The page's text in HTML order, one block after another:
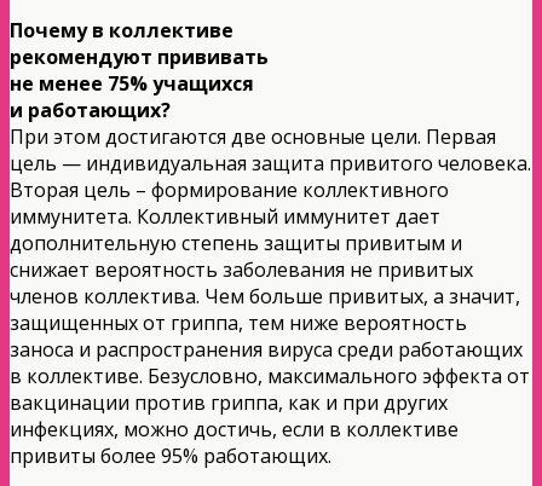
Почему в коллективе
рекомендуют прививать
не менее 75% учащихся
и работающих?
При этом достигаются две основные цели. Первая
цель — индивидуальная защита привитого человека.
Вторая цель – формирование коллективного
иммунитета. Коллективный иммунитет дает
дополнительную степень защиты привитым и
снижает вероятность заболевания не привитых
членов коллектива. Чем больше привитых, а значит,
защищенных от гриппа, тем ниже вероятность
заноса и распространения вируса среди работающих
в коллективе. Безусловно, максимального эффекта от
вакцинации против гриппа, как и при других
инфекциях, можно достичь, если в коллективе
привиты более 95% работающих.